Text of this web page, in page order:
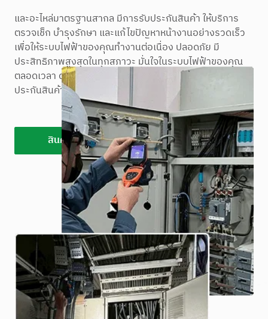
และอะไหล่มาตรฐานสากล มีการรับประกันสินค้า ให้บริการ
ตรวจเช็ก บำรุงรักษา และแก้ไขปัญหาหน้างานอย่างรวดเร็ว
เพื่อให้ระบบไฟฟ้าของคุณทำงานต่อเนื่อง ปลอดภัย มี
ประสิทธิภาพสูงสุดในทุกสภาวะ มั่นใจในระบบไฟฟ้าของคุณ
ตลอดเวลา ด้วยบริการหลังการขายแบบครบวงจร และการรับ
ประกันสินค้าจาก SK
สินค้าของเรา ผลงานของเรา